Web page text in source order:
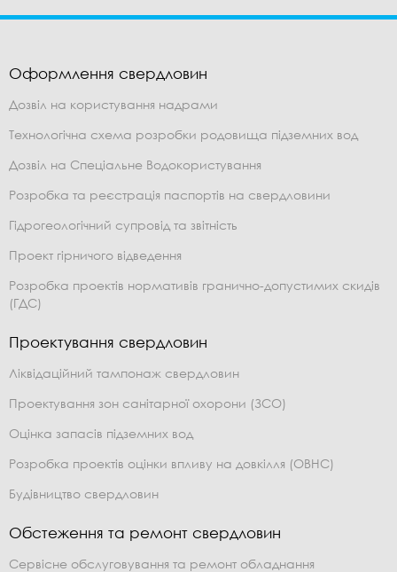
Оформлення свердловин
Дозвіл на користування надрами
Технологічна схема розробки родовища підземних вод
Дозвіл на Спеціальне Водокористування
Розробка та реєстрація паспортів на свердловини
Гідрогеологічний супровід та звітність
Проект гірничого відведення
Розробка проектів нормативів гранично-допустимих скидів
(ГДС)
Проектування свердловин
Ліквідаційний тампонаж свердловин
Проектування зон санітарної охорони (ЗСО)
Оцінка запасів підземних вод
Розробка проектів оцінки впливу на довкілля (ОВНС)
Будівництво свердловин
Обстеження та ремонт свердловин
Сервісне обслуговування та ремонт обладнання